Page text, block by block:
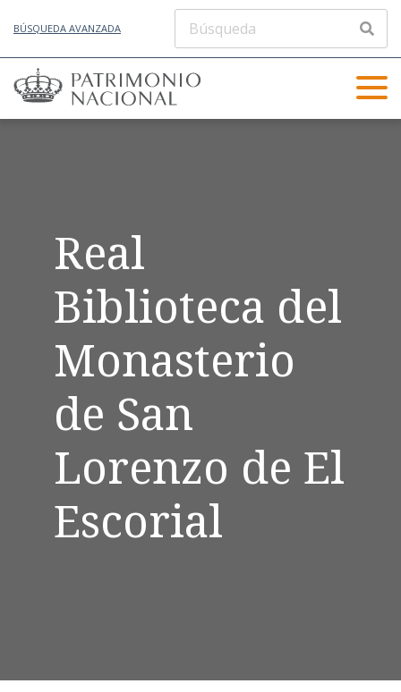
BÚSQUEDA AVANZADA
Real
Biblioteca del
Monasterio
de San
Lorenzo de El
Escorial